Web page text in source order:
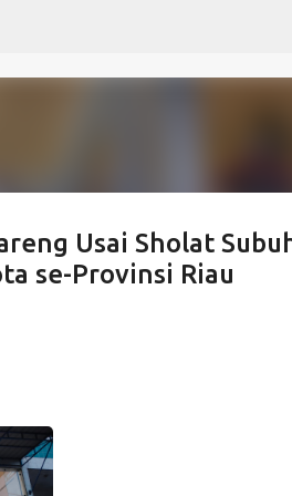
Usai Sholat
se-Provinsi Riau